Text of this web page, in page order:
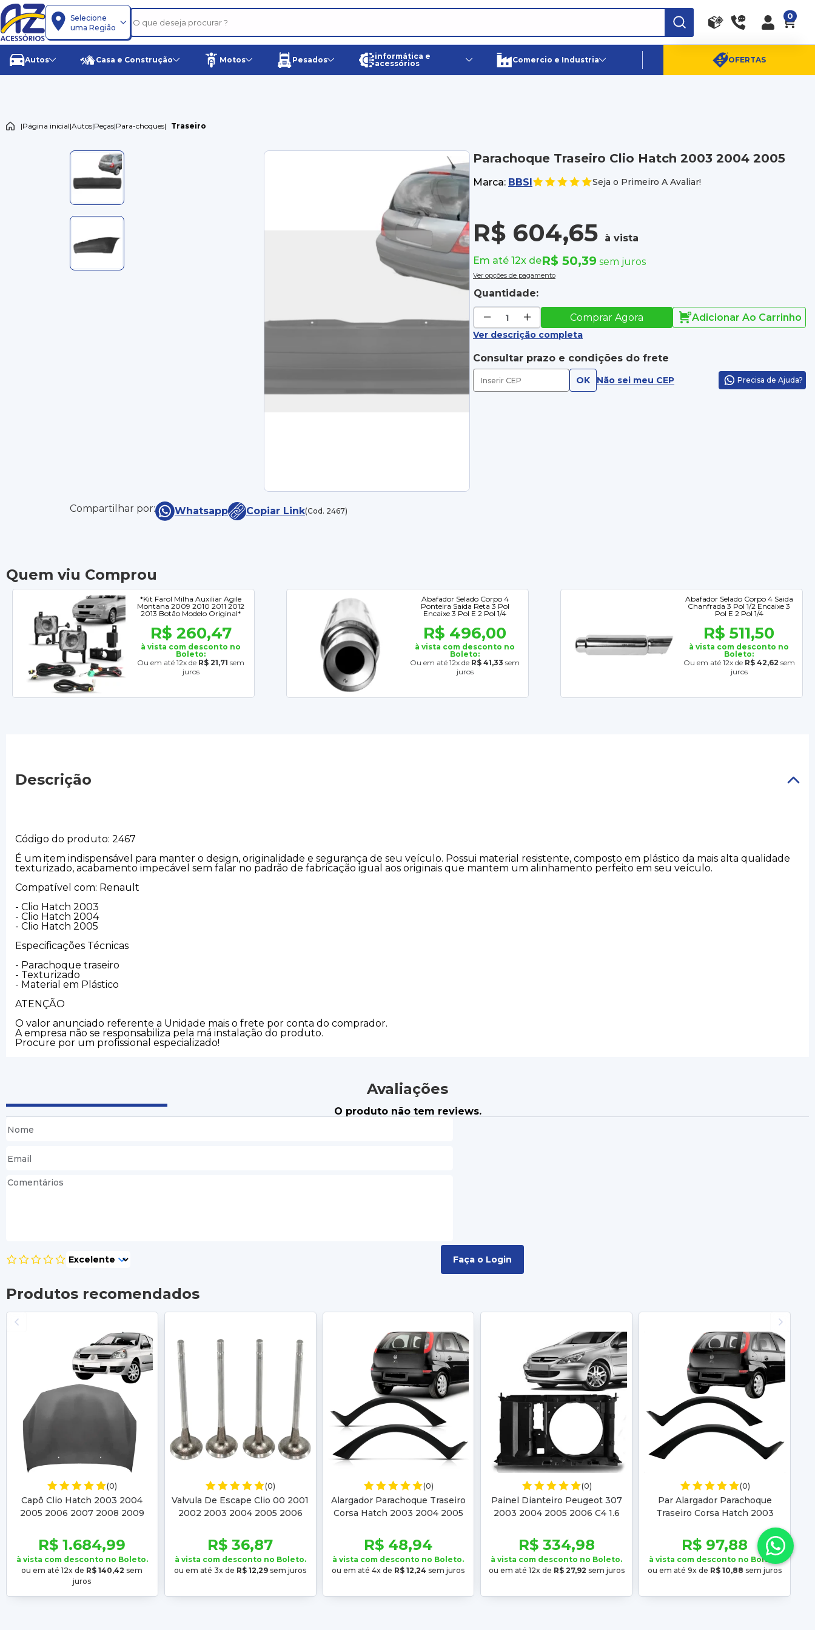
Selecione
uma Região
Canais de Atendimento
(11) 96359-6656
SAC:(11) 4003-0880
0
Autos Casa e Construção Motos Pesados
informática e
acessórios
Comercio e Industria OFERTAS
|Página inicial|Autos|Peças|Para-choques| Traseiro
Compartilhar por: Whatsapp Copiar Link(Cod. 2467)
Parachoque Traseiro Clio Hatch 2003 2004 2005
Marca: BBSI Seja o Primeiro A Avaliar!
R$ 604,65
à vista
Em até 12x deR$ 50,39 sem juros
Ver opções de pagamento
Quantidade:
Comprar Agora Adicionar Ao Carrinho
Ver descrição completa
Consultar prazo e condições do frete
OK Não sei meu CEP Precisa de Ajuda?
Quem viu Comprou
*Kit Farol Milha Auxiliar Agile
Montana 2009 2010 2011 2012
2013 Botão Modelo Original*
R$ 260,47
à vista com desconto no
Boleto:
Ou em até 12x de R$ 21,71 sem
juros
Abafador Selado Corpo 4
Ponteira Saída Reta 3 Pol
Encaixe 3 Pol E 2 Pol 1/4
R$ 496,00
à vista com desconto no
Boleto:
Ou em até 12x de R$ 41,33 sem
juros
Abafador Selado Corpo 4 Saida
Chanfrada 3 Pol 1/2 Encaixe 3
Pol E 2 Pol 1/4
R$ 511,50
à vista com desconto no
Boleto:
Ou em até 12x de R$ 42,62 sem
juros
Descrição
Código do produto: 2467
É um item indispensável para manter o design, originalidade e segurança de seu veículo. Possui material resistente, composto em plástico da mais alta qualidade
texturizado, acabamento impecável sem falar no padrão de fabricação igual aos originais que mantem um alinhamento perfeito em seu veículo.
Compatível com: Renault
- Clio Hatch 2003
- Clio Hatch 2004
- Clio Hatch 2005
Especificações Técnicas
- Parachoque traseiro
- Texturizado
- Material em Plástico
ATENÇÃO
O valor anunciado referente a Unidade mais o frete por conta do comprador.
A empresa não se responsabiliza pela má instalação do produto.
Procure por um profissional especializado!
Avaliações
O produto não tem reviews.
Faça o Login
Produtos recomendados
(0)
Capô Clio Hatch 2003 2004
2005 2006 2007 2008 2009
2004 2005 06 07 08 09
R$ 1.684,99
à vista com desconto no Boleto.
ou em até 12x de R$ 140,42 sem
juros
(0)
Valvula De Escape Clio 00 2001
2002 2003 2004 2005 2006
2006 2007
R$ 36,87
à vista com desconto no Boleto.
ou em até 3x de R$ 12,29 sem juros
(0)
Alargador Parachoque Traseiro
Corsa Hatch 2003 2004 2005
2011 2012 Liso
R$ 48,94
à vista com desconto no Boleto.
ou em até 4x de R$ 12,24 sem juros
(0)
Painel Dianteiro Peugeot 307
2003 2004 2005 2006 C4 1.6
Mecânico
R$ 334,98
à vista com desconto no Boleto.
ou em até 12x de R$ 27,92 sem juros
(0)
Par Alargador Parachoque
Traseiro Corsa Hatch 2003
2004 2005 2006 2007 2008
2009 2010 2011 2012 Liso
R$ 97,88
à vista com desconto no Boleto.
ou em até 9x de R$ 10,88 sem juros